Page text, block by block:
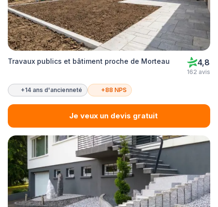
Travaux publics et bâtiment proche de Morteau 4,8
162 avis
+14 ans d'ancienneté +88 NPS
Je veux un devis gratuit